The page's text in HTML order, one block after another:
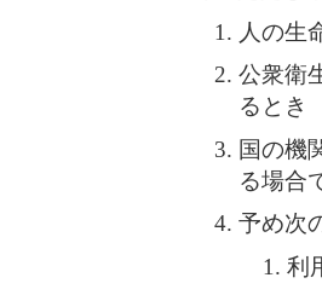
人の生
公衆衛
るとき
国の機
る場合
予め次
利